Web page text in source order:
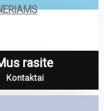
rasite
Kontaktai